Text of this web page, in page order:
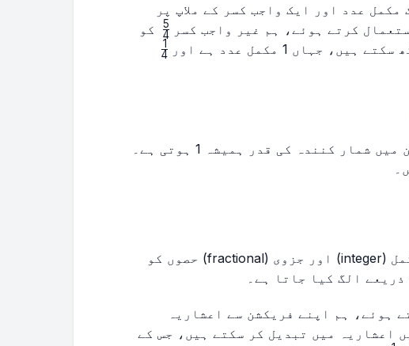
عدد اور ایک واجب کسر کے ملاپ پر
کرتے ہوئے، ہم غیر واجب کسر
\frac{5}
{4}
4
5
کو
جہاں 1 مکمل عدد ہے اور
\frac{1}4
1
اکائی کسریں وہ کسریں ہوتی ہیں جن میں شمار کنندہ کی قدر ہمیشہ 1 ہوتی ہے۔
اعشاریہ ایک ایسا عدد ہے جس کے مکمل (integer) اور جزوی (fractional) حصوں کو
ہوئے، ہم اپنے فریکشن سے اعشاریہ
اعشاریہ میں تبدیل کر سکتے ہیں، جس کے